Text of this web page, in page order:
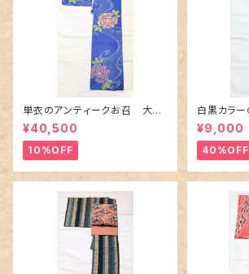
単衣のアンティークお召 大輪
の薔薇柄柄
¥40,500
10%OFF
白黒カラ
¥9,000
40%OFF